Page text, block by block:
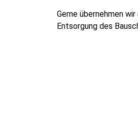
Gerne übernehmen
Entsorgung des